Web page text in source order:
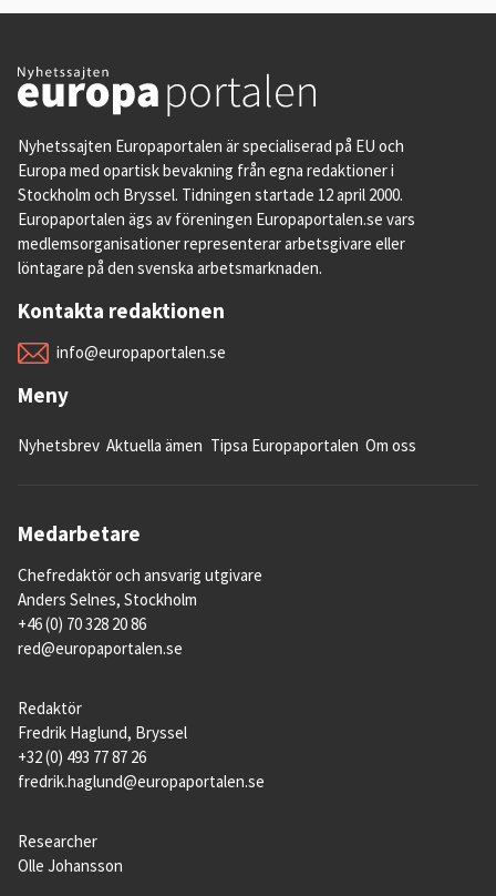
Nyhetssajten Europaportalen är specialiserad på EU och
Europa med opartisk bevakning från egna redaktioner i
Stockholm och Bryssel. Tidningen startade 12 april 2000.
Europaportalen ägs av föreningen Europaportalen.se vars
medlemsorganisationer representerar arbetsgivare eller
löntagare på den svenska arbetsmarknaden.
Kontakta redaktionen
info@europaportalen.se
Meny
Nyhetsbrev Aktuella ämen Tipsa Europaportalen Om oss
Medarbetare
Chefredaktör och ansvarig utgivare
Anders Selnes, Stockholm
+46 (0) 70 328 20 86
red@europaportalen.se
Redaktör
Fredrik Haglund, Bryssel
+32 (0) 493 77 87 26
fredrik.haglund@europaportalen.se
Researcher
Olle Johansson